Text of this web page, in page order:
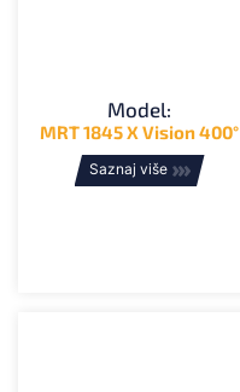
Model:
MRT 1845 X Vision 400°
Saznaj više